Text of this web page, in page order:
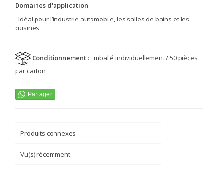
Domaines d'application
- Idéal pour l’industrie automobile, les salles de bains et les
cuisines
Conditionnement :Emballé individuellement / 50 pièces
par carton
Produits connexes
Vu(s) récemment